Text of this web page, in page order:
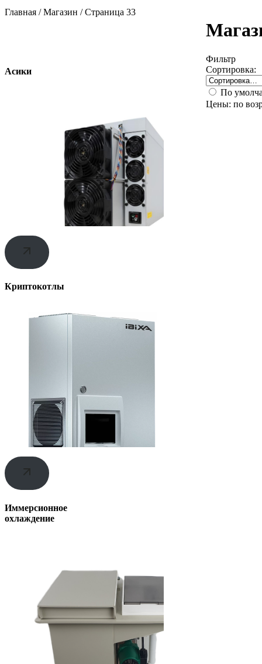
Главная /Магазин / Страница 33
Асики
Криптокотлы
Иммерсионное
охлаждение
Фильтр
Сортировка:
По
Цены: по